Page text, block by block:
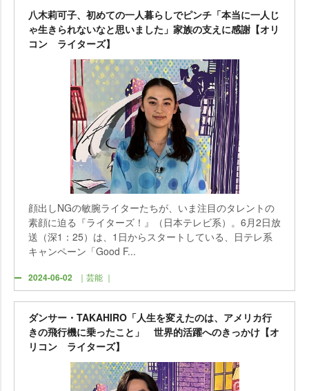
八木莉可子、初めての一人暮らしでピンチ「本当に一人じ
ゃ生きられないなと思いました」家族の支えに感謝【オリ
コン ライターズ】
顔出しNGの敏腕ライターたちが、いま注目のタレントの
素顔に迫る『ライターズ！』（日本テレビ系）。6月2日放
送（深1：25）は、1日からスタートしている、日テレ系
キャンペーン「Good F...
2024-06-02 ｜芸能 ｜
ダンサー・TAKAHIRO「人生を変えたのは、アメリカ行
きの飛行機に乗ったこと」 世界的活躍へのきっかけ【オ
リコン ライターズ】